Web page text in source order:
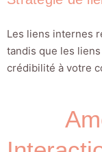
Les liens internes
tandis que les
crédibilité à votre